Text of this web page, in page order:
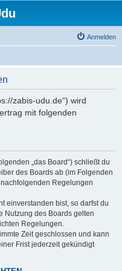
Anmelden
zabis-udu.de“) wird
mit folgenden
„das Board“) schließt du
des Boards ab (im Folgenden
Regelungen
einverstanden bist, so darfst du
Nutzung des Boards gelten
Regelungen.
Zeit geschlossen und kann
Frist jederzeit gekündigt